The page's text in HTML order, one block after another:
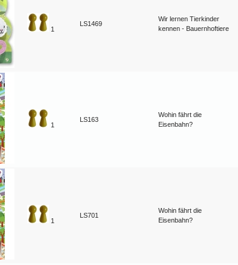
1
LS1469
Wir lernen Tierkinder
kennen - Bauernhoftiere
1
LS163
Wohin fährt die
Eisenbahn?
1
LS701
Wohin fährt die
Eisenbahn?